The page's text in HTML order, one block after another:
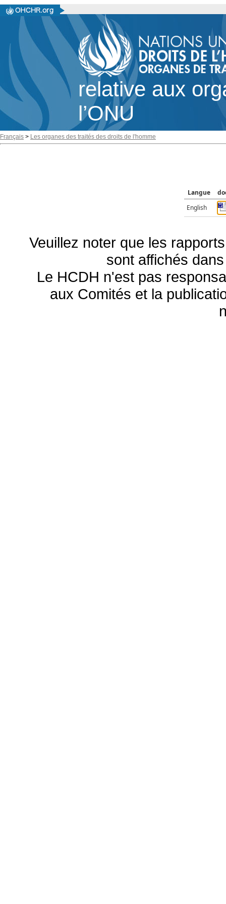
relative aux
l’ONU
Français > Les organes des traités des droits de l'homme
Langue
English
Veuillez noter que les
sont affichés
Le HCDH n'est pas
aux Comités et la